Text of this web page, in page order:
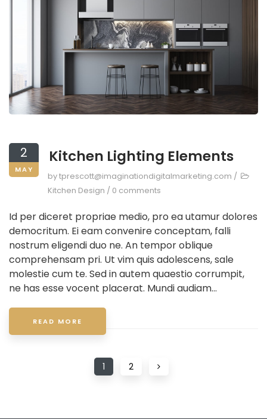
2
MAY
Kitchen Lighting Elements
bytprescott@imaginationdigitalmarketing.com /
Kitchen Design / 0 comments
Id per diceret propriae medio, pro ea utamur dolores
democritum. Ei eam convenire conceptam, falli
nostrum eligendi duo ne. An tempor oblique
comprehensam pri. Ut vim quis adolescens, sale
molestie cum te. Sed in autem quaestio corrumpit,
ne has esse vocent placerat. Mundi audiam...
READ MORE
1 2